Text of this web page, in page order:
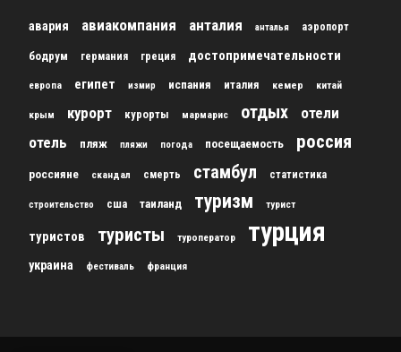
авария авиакомпания анталия анталья аэропорт
бодрум германия греция достопримечательности
европа египет измир испания италия кемер китай
крым курорт курорты мармарис отдых
отели
отель
пляж пляжи погода посещаемость россия
россияне скандал смерть стамбул статистика
строительство сша таиланд туризм турист
туристов туристы туроператор турция
украина фестиваль франция